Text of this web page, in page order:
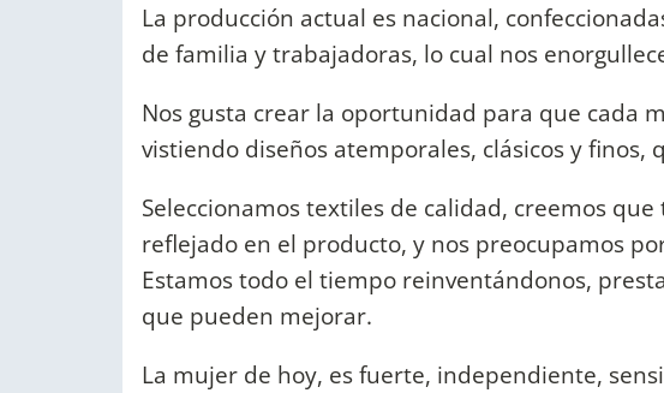
La producción actual es nacional,
de familia y trabajadoras, lo cual nos
Nos gusta crear la oportunidad para que cada
vistiendo diseños atemporales, clásicos y finos,
Seleccionamos textiles de calidad, creemos
reflejado en el producto, y nos preocupamos
Estamos todo el tiempo reinventándonos,
que pueden mejorar.
La mujer de hoy, es fuerte, independiente,